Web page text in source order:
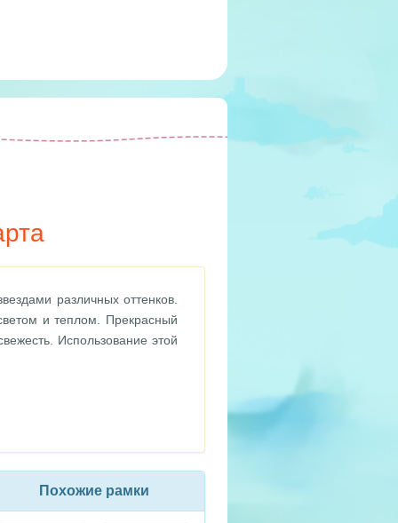
различных оттенков.
и теплом. Прекрасный
Использование этой
Похожие рамки